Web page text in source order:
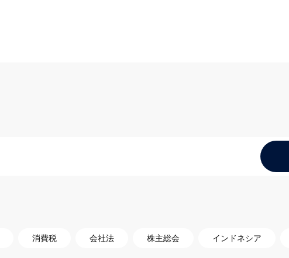
消費税 会社法 株主総会 インドネシア